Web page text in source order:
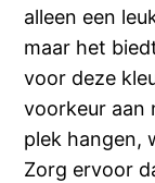
alleen een
maar het
voor deze
voorkeur aan
plek hangen,
Zorg ervoor